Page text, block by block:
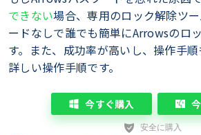
できない場合、専用のロック解除ツ
ードなしで誰でも簡単にArrowsのロ
す。また、成功率が高いし、操作手
詳しい操作手順です。
今すぐ購入